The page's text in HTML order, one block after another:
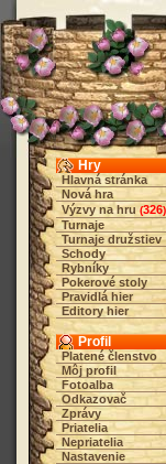
Hry
Hlavná stránka
Nová hra
Výzvy na hru (326)
Turnaje
Turnaje družstiev
Schody
Rybníky
Pokerové stoly
Pravidlá hier
Editory hier
Profil
Platené členstvo
Môj profil
Fotoalba
Odkazovač
Zprávy
Priatelia
Nepriatelia
Nastavenie